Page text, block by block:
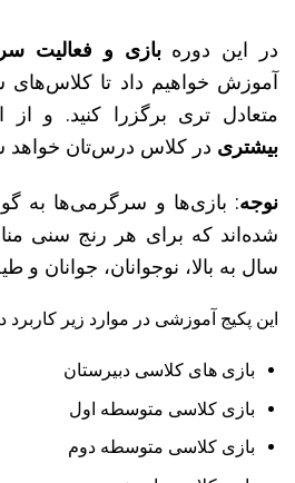
در این دورهبازی و فعالیت
آموزش خواهیم داد تا
متعادل تری برگزرا کنید. و
بیشتری در کلاس درس‌تان خواهد
نوجه: بازی‌ها و سرگرمی‌ها به
سال به بالا، نوجوانان، جوانان
این پکیج آموزشی در موارد زیر کاربرد
بازی های کلاسی دبیرستان
بازی کلاسی متوسطه اول
بازی کلاسی متوسطه دوم